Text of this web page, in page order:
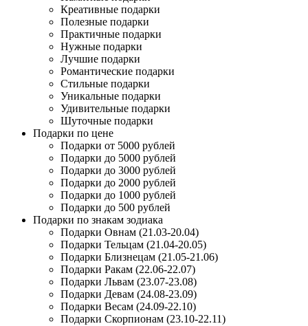
Креативные подарки
Полезные подарки
Практичные подарки
Нужные подарки
Лучшие подарки
Романтические подарки
Стильные подарки
Уникальные подарки
Удивительные подарки
Шуточные подарки
Подарки по цене
Подарки от 5000 рублей
Подарки до 5000 рублей
Подарки до 3000 рублей
Подарки до 2000 рублей
Подарки до 1000 рублей
Подарки до 500 рублей
Подарки по знакам зодиака
Подарки Овнам (21.03-20.04)
Подарки Тельцам (21.04-20.05)
Подарки Близнецам (21.05-21.06)
Подарки Ракам (22.06-22.07)
Подарки Львам (23.07-23.08)
Подарки Девам (24.08-23.09)
Подарки Весам (24.09-22.10)
Подарки Скорпионам (23.10-22.11)